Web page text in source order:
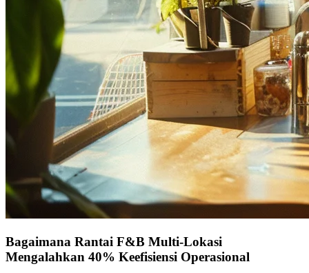
Bagaimana Rantai F&B Multi-Lokasi
Mengalahkan 40% Keefisiensi Operasional